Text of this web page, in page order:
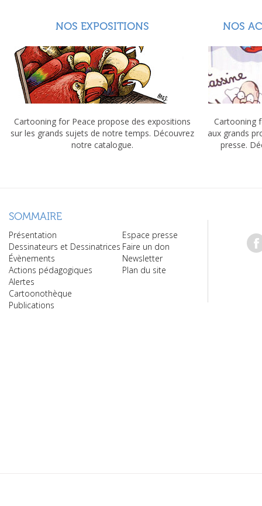
NOS EXPOSITIONS
Cartooning for Peace propose des expositions
sur les grands sujets de notre temps. Découvrez
notre catalogue.
NOS
Cartooning
aux grands
presse.
SOMMAIRE
Présentation
Dessinateurs et Dessinatrices
Évènements
Actions pédagogiques
Alertes
Cartoonothèque
Publications
Espace presse
Faire un don
Newsletter
Plan du site